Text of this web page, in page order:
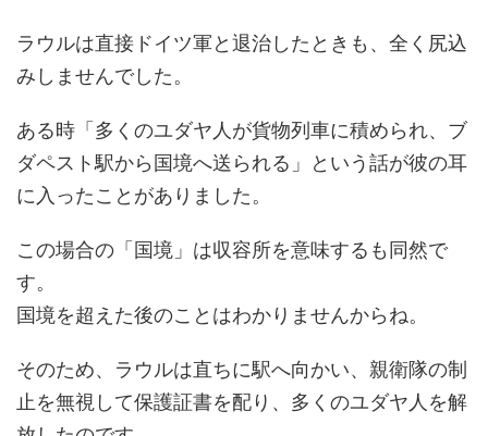
ラウルは直接ドイツ軍と退治したときも、全く尻込
みしませんでした。
ある時「多くのユダヤ人が貨物列車に積められ、ブ
ダペスト駅から国境へ送られる」という話が彼の耳
に入ったことがありました。
この場合の「国境」は収容所を意味するも同然で
す。
国境を超えた後のことはわかりませんからね。
そのため、ラウルは直ちに駅へ向かい、親衛隊の制
止を無視して保護証書を配り、多くのユダヤ人を解